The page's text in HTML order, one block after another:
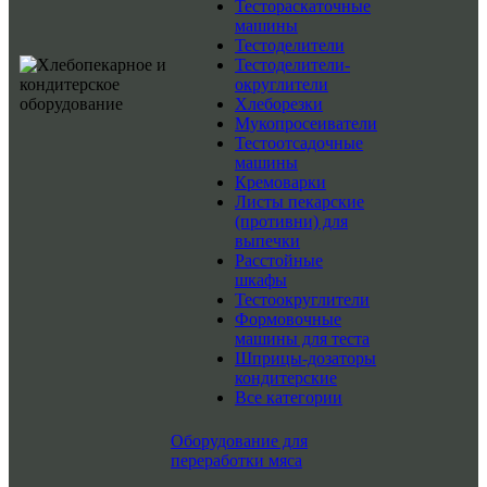
Тестораскаточные
машины
Тестоделители
Тестоделители-
округлители
Хлеборезки
Мукопросеиватели
Тестоотсадочные
машины
Кремоварки
Листы пекарские
(противни) для
выпечки
Расстойные
шкафы
Тестоокруглители
Формовочные
машины для теста
Шприцы-дозаторы
кондитерские
Все категории
Оборудование для
переработки мяса